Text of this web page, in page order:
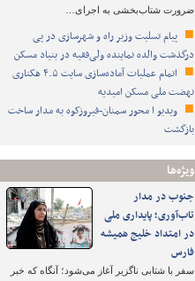
ضرورت شتاب‌بخشی به اجرای…
پیام تسلیت وزیر راه و شهرسازی در پی
درگذشت والده نماینده ولی‌فقیه در بنیاد مسکن
اتمام عملیات آماده‌سازی سایت ۴.۵ هکتاری
نهضت ملی مسکن امیدیه
ویدیو ا محور سمنان-فیروزکوه به مدار ساخت
بازگشت
ویژه‌ها
جنوب در مدار
تاب‌آوری؛ پایداری ملی
در امتداد خلیج همیشه
فارس
سفر با شتابی ناگزیر آغاز می‌شود؛ آنگاه که خبر